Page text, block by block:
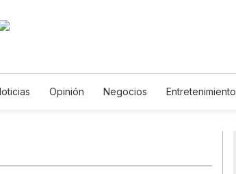
Opinión Negocios Entretenimiento